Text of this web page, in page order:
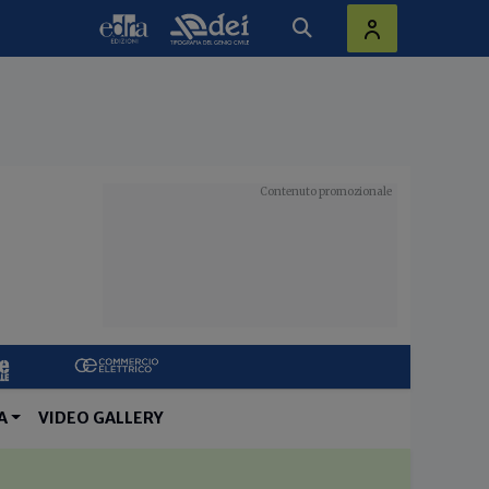
VIDEO GALLERY